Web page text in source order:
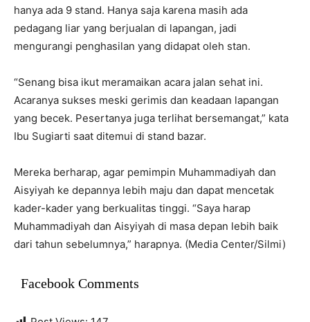
hanya ada 9 stand. Hanya saja karena masih ada
pedagang liar yang berjualan di lapangan, jadi
mengurangi penghasilan yang didapat oleh stan.
“Senang bisa ikut meramaikan acara jalan sehat ini.
Acaranya sukses meski gerimis dan keadaan lapangan
yang becek. Pesertanya juga terlihat bersemangat,” kata
Ibu Sugiarti saat ditemui di stand bazar.
Mereka berharap, agar pemimpin Muhammadiyah dan
Aisyiyah ke depannya lebih maju dan dapat mencetak
kader-kader yang berkualitas tinggi. “Saya harap
Muhammadiyah dan Aisyiyah di masa depan lebih baik
dari tahun sebelumnya,” harapnya. (Media Center/Silmi)
Facebook Comments